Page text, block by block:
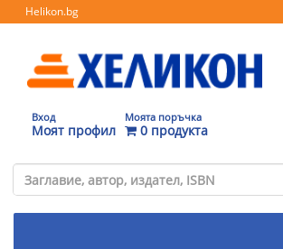
Helikon.bg
Вход
Моят профил
Моята поръчка
0 продукта